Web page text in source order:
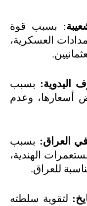
: بسبب قوة
العسكرية،
اليدوية: بسبب
أسعارها، وعدم
في العراق: بسبب
الهندية،
للعراق.
لتقوية سلطته